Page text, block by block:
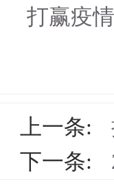
打赢疫
上一条:
下一条: